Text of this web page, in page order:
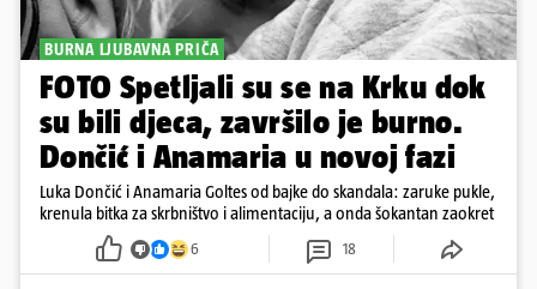
BURNA LJUBAVNA PRIČA
FOTO Spetljali su se na Krku dok
su bili djeca, završilo je burno.
Dončić i Anamaria u novoj fazi
Luka Dončić i Anamaria Goltes od bajke do skandala: zaruke pukle,
krenula bitka za skrbništvo i alimentaciju, a onda šokantan zaokret
6 18